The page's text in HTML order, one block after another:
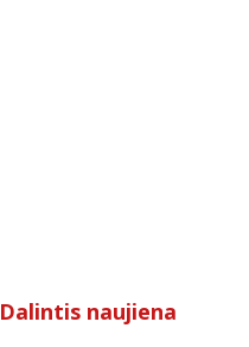
Dalintis naujiena